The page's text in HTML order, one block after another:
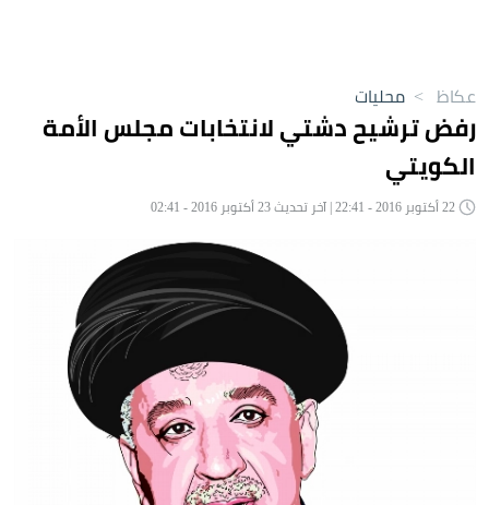
عكاظ > محليات
رفض ترشيح دشتي لانتخابات مجلس الأمة
الكويتي